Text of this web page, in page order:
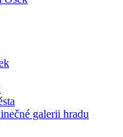
galerii hradu